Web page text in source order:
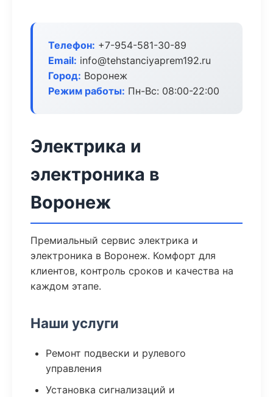
Телефон: +7-954-581-30-89
Email: info@tehstanciyaprem192.ru
Город: Воронеж
Режим работы: Пн-Вс: 08:00-22:00
Электрика и
электроника в
Воронеж
Премиальный сервис электрика и
электроника в Воронеж. Комфорт для
клиентов, контроль сроков и качества на
каждом этапе.
Наши услуги
Ремонт подвески и рулевого
управления
Установка сигнализаций и